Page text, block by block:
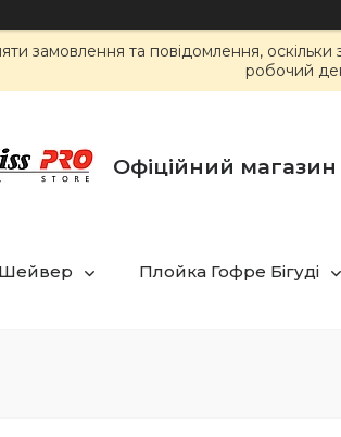
замовлення та повідомлення,
робочий
Офіційний магазин
Плойка Гофре Бігуді